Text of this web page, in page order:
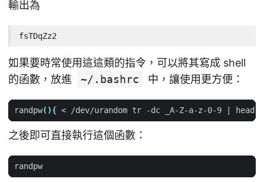
輸出為
fsTDqZz2
如果要時常使用這這類的指令，可以將其寫成 shell
的函數，放進
~/.bashrc 中，讓使用更方便：
randpw(){ < /dev/urandom tr -dc _A-Z-a-z-0-9 head
之後即可直接執行這個函數：